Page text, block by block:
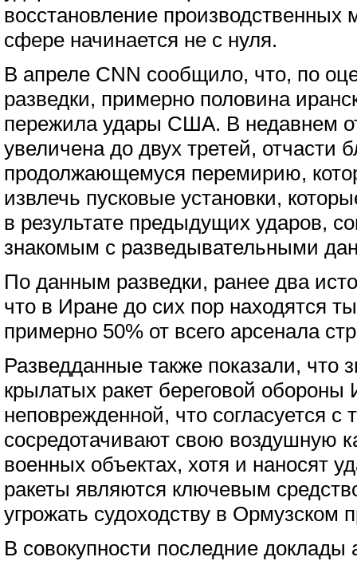
восстановление производственных
сфере начинается не с нуля.
В апреле CNN сообщило, что, по
разведки, примерно половина
пережила удары США. В недавнем
увеличена до двух третей, отчасти
продолжающемуся перемирию,
извлечь пусковые установки,
в результате предыдущих ударов,
знакомым с разведывательными
По данным разведки, ранее два
что в Иране до сих пор находятся
примерно 50% от всего арсенала
Разведданные также показали, что
крылатых ракет береговой обороны
неповрежденной, что согласуется
сосредотачивают свою воздушную
военных объектах, хотя и наносят
ракеты являются ключевым
угрожать судоходству в Ормузском
В совокупности последние доклады